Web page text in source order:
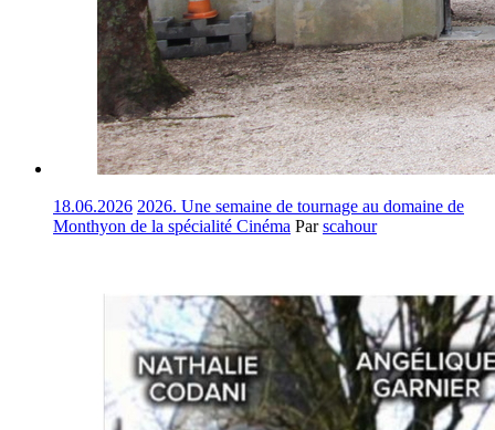
18.06.2026 2026. Une semaine de tournage au domaine de
Monthyon de la spécialité Cinéma Parscahour